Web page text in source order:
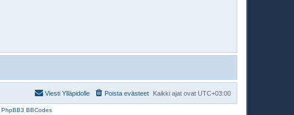
Kaikki ajat ovat UTC+03:00
Poista evästeet
Viesti Ylläpidolle
PhpBB3 BBCodes